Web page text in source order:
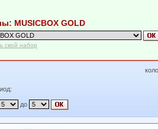
MUSICBOX GOLD
свой набор
до